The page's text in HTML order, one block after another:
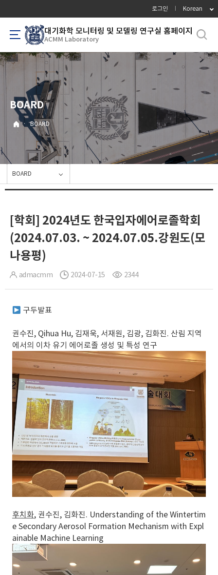
로
메
뉴
로그인 Korean
대기화학 모니터링 및 모델링 연구실 홈페이지
ACMM Laboratory
BOARD
· BOARD
BOARD
[학회] 2024년도 한국입자에어로졸학회
(2024.07.03. ~ 2024.07.05.강원도(모
나용평)
admacmm 2024-07-15 2344
구두발표
권수진, Qihua Hu, 김재욱, 서재원, 김광, 김화진. 산림 지역
에서의 이차 유기 에어로졸 생성 및 특성 연구
후치화, 권수진, 김화진. Understanding of the Wintertim
e Secondary Aerosol Formation Mechanism with Expl
ainable Machine Learning